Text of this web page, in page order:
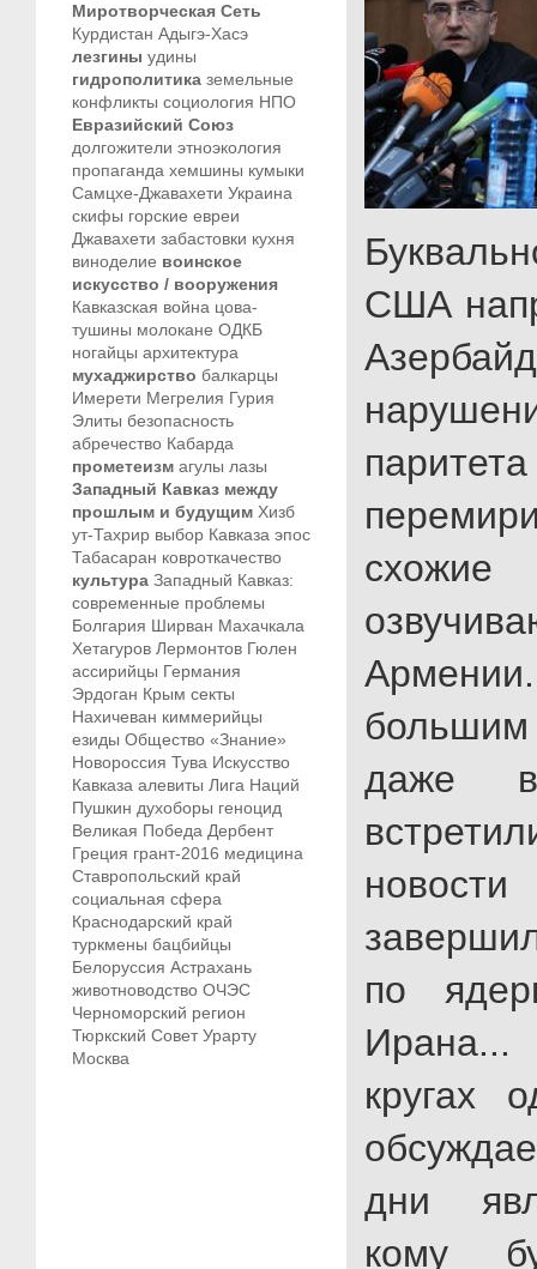
Миротворческая Сеть
Курдистан Адыгэ-Хасэ
лезгины удины
гидрополитика земельные
конфликты социология НПО
Евразийский Союз
долгожители этноэкология
пропаганда хемшины кумыки
Самцхе-Джавахети Украина
скифы горские евреи
Джавахети забастовки кухня
виноделие воинское
искусство / вооружения
Кавказская война цова-
тушины молокане ОДКБ
ногайцы архитектура
мухаджирство балкарцы
Имерети Мегрелия Гурия
Элиты безопасность
абречество Кабарда
прометеизм агулы лазы
Западный Кавказ между
прошлым и будущим Хизб
ут-Тахрир выбор Кавказа эпос
Табасаран ковроткачество
культура Западный Кавказ:
современные проблемы
Болгария Ширван Махачкала
Хетагуров Лермонтов Гюлен
ассирийцы Германия
Эрдоган Крым секты
Нахичеван киммерийцы
езиды Общество «Знание»
Новороссия Тува Искусство
Кавказа алевиты Лига Наций
Пушкин духоборы геноцид
Великая Победа Дербент
Греция грант-2016 медицина
Ставропольский край
социальная сфера
Краснодарский край
туркмены бацбийцы
Белоруссия Астрахань
животноводство ОЧЭС
Черноморский регион
Тюркский Совет Урарту
Москва
США
даже
по
кругах
дни
кому